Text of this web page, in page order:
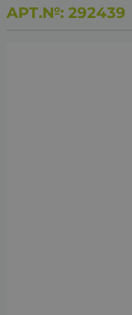
АРТ.№: 292439